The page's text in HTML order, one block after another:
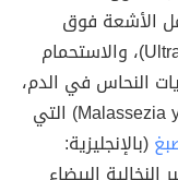
الأشعة فوق
البنفسجية (بالإنجليزية: Ultraviolet radiation)، والاستحمام
النحاس في الدم،
وفطريات الملاسيزية (بالإنجليزية: Malassezia yeasts) التي
(بالإنجليزية: